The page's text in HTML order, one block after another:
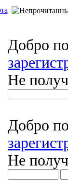
Добро
Не
Добро
Не